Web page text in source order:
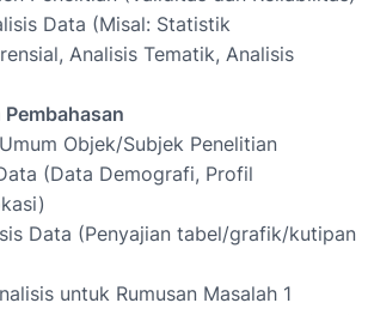
Data (Misal: Statistik
Analisis Tematik, Analisis
Objek/Subjek Penelitian
(Data Demografi, Profil
Data (Penyajian tabel/grafik/kutipan
untuk Rumusan Masalah 1